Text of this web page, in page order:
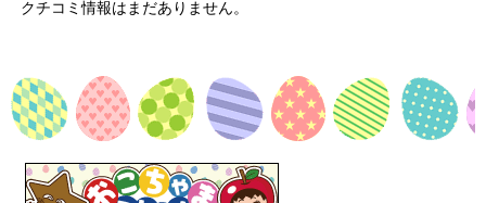
クチコミ情報はまだありません。